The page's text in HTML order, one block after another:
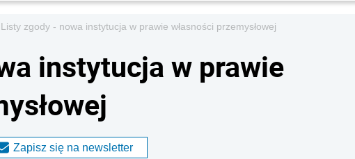
Listy zgody - nowa instytucja w prawie własności przemysłowej
instytucja w prawie
Zapisz się na newsletter